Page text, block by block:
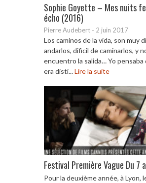
Sophie Goyette – Mes nuits
écho (2016)
Pierre Audebert - 2 juin 2017
Los caminos de la vida, son muy
andarlos, dificil de caminarlos, y
encuentro la salida… Yo pensaba
era disti...Lire la suite
Festival Première Vague Du 7
Pour la deuxième année, à Lyon,